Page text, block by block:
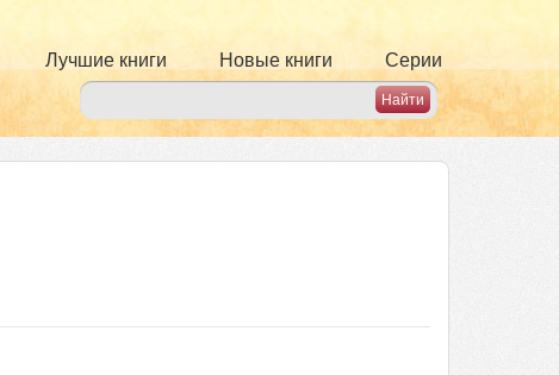
Лучшие книги Новые книги Серии